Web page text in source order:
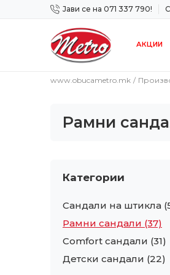
Јави се на 071 337 790!
Сигурно плаќање
АКЦИИ
www.obucametro.mk
Рамни
Категории
Сандали на штикла
Рамни сандали (37)
Comfort сандали (31)
Детски сандали (22)